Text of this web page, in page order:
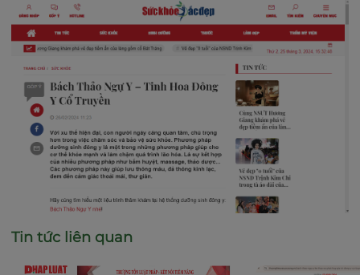
Tin tức liên quan